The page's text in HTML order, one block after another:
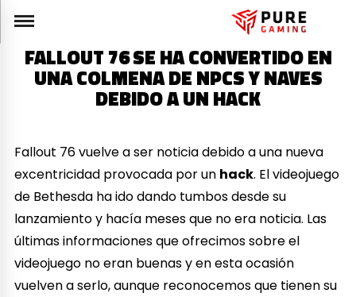
FALLOUT 76 SE HA CONVERTIDO EN
UNA COLMENA DE NPCS Y NAVES
DEBIDO A UN HACK
Fallout 76 vuelve a ser noticia debido a una nueva
excentricidad provocada por un hack. El videojuego
de Bethesda ha ido dando tumbos desde su
lanzamiento y hacía meses que no era noticia. Las
últimas informaciones que ofrecimos sobre el
videojuego no eran buenas y en esta ocasión
vuelven a serlo, aunque reconocemos que tienen su